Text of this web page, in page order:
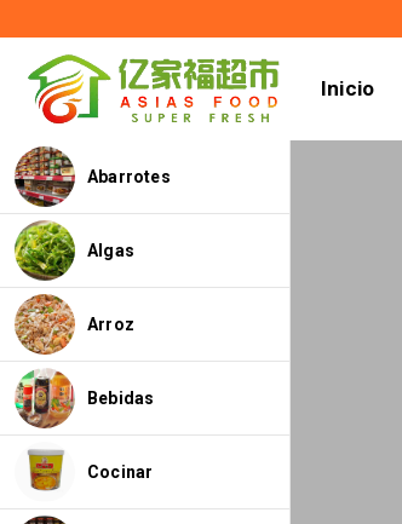
Inicio
Abarrotes
Algas
Arroz
Bebidas
Cocinar